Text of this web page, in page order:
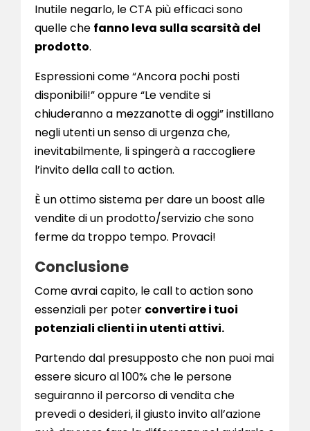
Inutile negarlo, le CTA più efficaci sono
quelle che fanno leva sulla scarsità del
prodotto.
Espressioni come “Ancora pochi posti
disponibili!” oppure “Le vendite si
chiuderanno a mezzanotte di oggi” instillano
negli utenti un senso di urgenza che,
inevitabilmente, li spingerà a raccogliere
l’invito della call to action.
È un ottimo sistema per dare un boost alle
vendite di un prodotto/servizio che sono
ferme da troppo tempo. Provaci!
Conclusione
Come avrai capito, le call to action sono
essenziali per poter convertire i tuoi
potenziali clienti in utenti attivi.
Partendo dal presupposto che non puoi mai
essere sicuro al 100% che le persone
seguiranno il percorso di vendita che
prevedi o desideri, il giusto invito all’azione